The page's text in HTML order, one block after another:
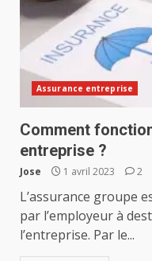
Assurance entreprise
Comment
entreprise ?
Jose 1 avril 2023 2
L’assurance groupe
par l’employeur à
l’entreprise. Par le...